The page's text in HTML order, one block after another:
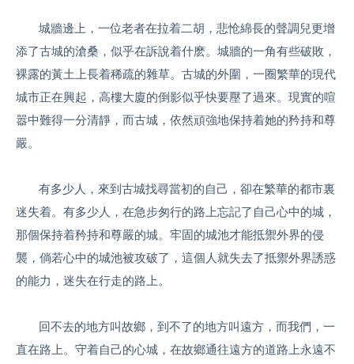
城牆邊上，一位老者在拉着二胡，悲怆綿長的聲調兒更增
添了古城的滄桑，似乎在訴說着什麽。城牆的一角有些破敗，
裸露的黃土上長着稀疏的雜草。古城的外圍，一圈繁華的現代
城市正在興起，高樓大廈的倒影似乎快要壓了過來。現實的喧
嚣中難得一分清靜，而古城，依然頑強地保持着她的矜持和尊
嚴。
有多少人，來到古城找尋當初的自己，卻在繁華的都市裏
迷失着。有多少人，在急步匆行的路上忘記了自己心中的城，
那個保持着矜持和尊嚴的城。牢固的城池才能抵禦外界的侵
襲，倘若心中的城池被攻破了，這個人就失去了抵禦外界誘惑
的能力，迷失在行走的路上。
回不去的地方叫故鄉，到不了的地方叫遠方，而我們，一
直在路上。守着自己的心城，在故鄉通往遠方的道路上永遠不